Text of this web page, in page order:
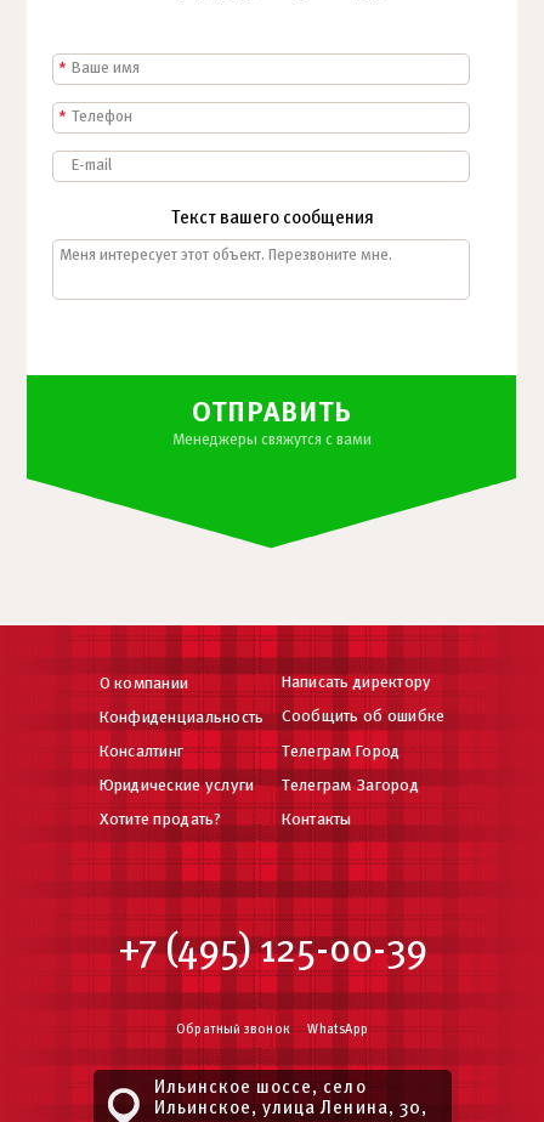
*
*
Текст вашего сообщения
ОТПРАВИТЬ
Менеджеры свяжутся с вами
О компании
Конфиденциальность
Консалтинг
Юридические услуги
Хотите продать?
Написать директору
Сообщить об ошибке
Телеграм Город
Телеграм Загород
Контакты
+7 (495) 125-00-39
Обратный звонок WhatsApp
Ильинское шоссе, село
Ильинское, улица Ленина, 30,